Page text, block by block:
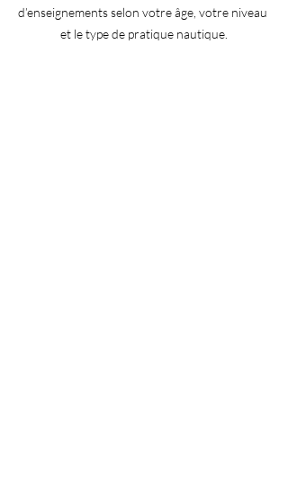
d’enseignements selon votre âge, votre niveau
et le type de pratique nautique.